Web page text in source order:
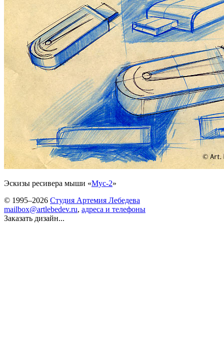
Эскизы ресивера мыши «Мус-2»
© 1995–2026 Студия Артемия Лебедева
mailbox@artlebedev.ru, адреса и телефоны
Заказать дизайн...